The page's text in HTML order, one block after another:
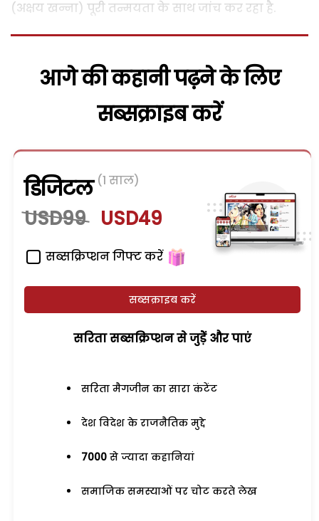
(अक्षय खन्ना) पूरी तन्मयता के साथ जांच कर रहा है.
आगे की कहानी पढ़ने के लिए
सब्सक्राइब करें
डिजिटल (1 साल)
USD99 USD49
सब्सक्रिप्शन गिफ्ट करें
सब्सक्राइब करें
सरिता सब्सक्रिप्शन से जुड़ेें और पाएं
सरिता मैगजीन का सारा कंटेंट
देश विदेश के राजनैतिक मुद्दे
7000 से ज्यादा कहानियां
समाजिक समस्याओं पर चोट करते लेख